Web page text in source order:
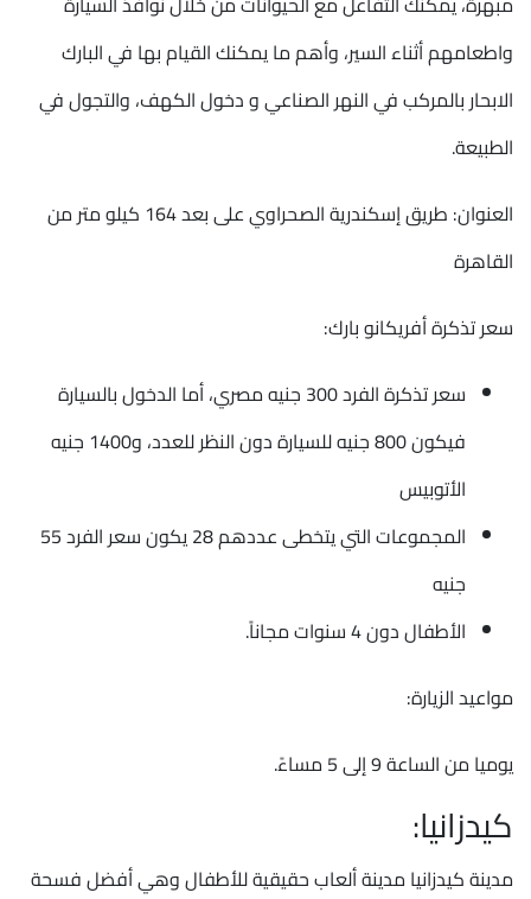
واطعامهم أثناء السير، وأهم ما يمكنك القيام بها في البارك
الابحار بالمركب في النهر الصناعي و دخول الكهف، والتجول في
الطبيعة.
العنوان: طريق إسكندرية الصحراوي على بعد 164 كيلو متر من
القاهرة
سعر تذكرة أفريكانو بارك:
سعر تذكرة الفرد 300 جنيه مصري، أما الدخول بالسيارة
فيكون 800 جنيه للسيارة دون النظر للعدد، و1400 جنيه
الأتوبيس
المجموعات التي يتخطى عددهم 28 يكون سعر الفرد 55
جنيه
الأطفال دون 4 سنوات مجاناً.
مواعيد الزيارة:
يوميا من الساعة 9 إلى 5 مساءً.
كيدزانيا:
مدينة كيدزانيا مدينة ألعاب حقيقية للأطفال وهي أفضل فسحة